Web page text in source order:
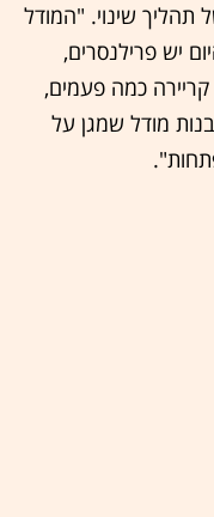
תהליך שינוי. "המודל
יש פרילנסרים,
קריירה כמה פעמים,
מודל שמגן על